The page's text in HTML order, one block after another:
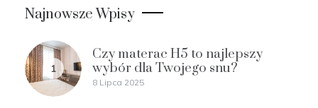
Najnowsze Wpisy
1
Czy materac H5 to najlepszy
wybór dla Twojego snu?
8 Lipca 2025